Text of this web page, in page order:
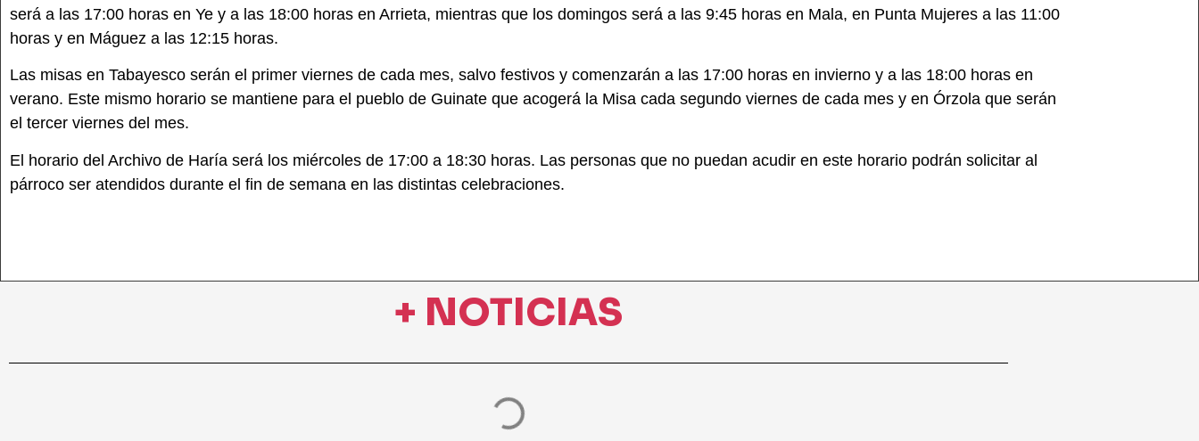
será a las 17:00 horas en Ye y a las 18:00 horas en Arrieta, mientras que los domingos será a las 9:45 horas en Mala, en Punta Mujeres a las 11:00
horas y en Máguez a las 12:15 horas.
Las misas en Tabayesco serán el primer viernes de cada mes, salvo festivos y comenzarán a las 17:00 horas en invierno y a las 18:00 horas en
verano. Este mismo horario se mantiene para el pueblo de Guinate que acogerá la Misa cada segundo viernes de cada mes y en Órzola que serán
el tercer viernes del mes.
El horario del Archivo de Haría será los miércoles de 17:00 a 18:30 horas. Las personas que no puedan acudir en este horario podrán solicitar al
párroco ser atendidos durante el fin de semana en las distintas celebraciones.
+ NOTICIAS